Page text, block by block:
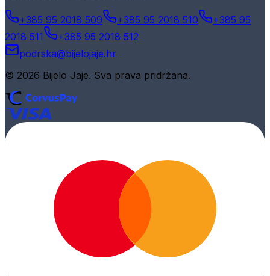
+385 95 2018 509 +385 95 2018 510
+385 95
2018 511
+385 95 2018 512
podrska@bijelojaje.hr
© 2026 Bijelo Jaje. Sva prava pridržana.